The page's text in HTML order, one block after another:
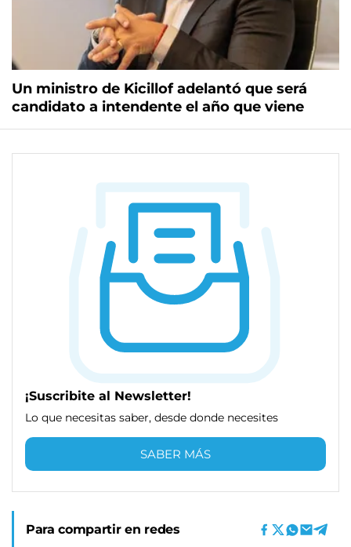
Un ministro de Kicillof adelantó que será
candidato a intendente el año que viene
¡Suscribite al Newsletter!
Lo que necesitas saber, desde donde necesites
SABER MÁS
Para compartir en redes